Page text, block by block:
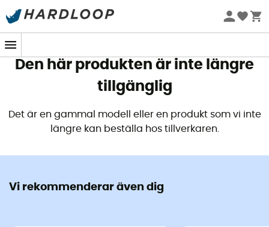
Sommarerbjudanden 🔥 -5 % EXTRA vid köp av 2 produkter*
Den här produkten är inte längre
tillgänglig
Det är en gammal modell eller en produkt som vi inte
längre kan beställa hos tillverkaren.
Vi rekommenderar även dig